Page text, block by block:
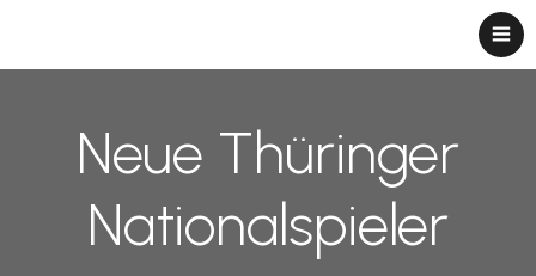
Neue Thüringer
Nationalspieler